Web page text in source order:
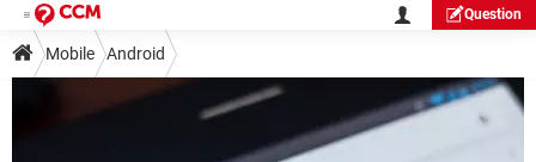
Question
Mobile Android